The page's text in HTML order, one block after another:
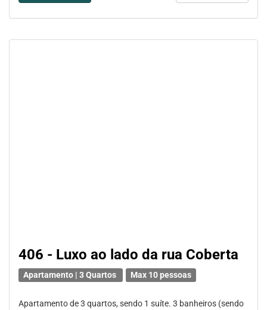
406 - Luxo ao lado da rua Coberta
Apartamento | 3 Quartos Max 10 pessoas
Apartamento de 3 quartos, sendo 1 suíte. 3 banheiros (sendo